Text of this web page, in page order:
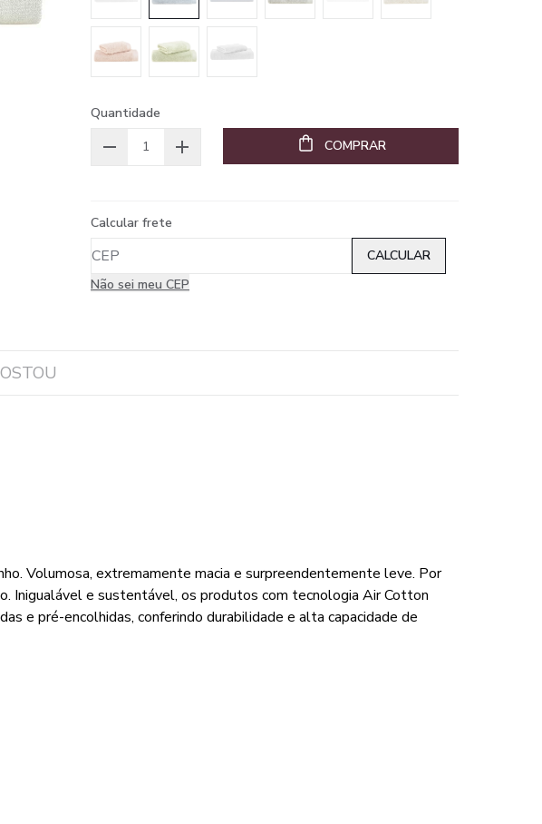
Quantidade
COMPRAR
Calcular frete
Não sei meu CEP
Volumosa, extremamente macia e surpreendentemente leve. Por
Inigualável e sustentável, os produtos com tecnologia Air Cotton
e pré-encolhidas, conferindo durabilidade e alta capacidade de